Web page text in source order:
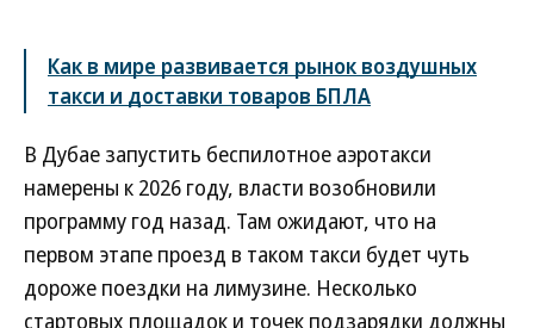
Как в мире развивается рынок воздушных
такси и доставки товаров БПЛА
В Дубае запустить беспилотное аэротакси
намерены к 2026 году, власти возобновили
программу год назад. Там ожидают, что на
первом этапе проезд в таком такси будет чуть
дороже поездки на лимузине. Несколько
стартовых площадок и точек подзарядки должны